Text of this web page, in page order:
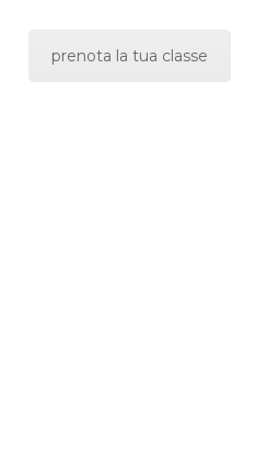
prenota la tua classe